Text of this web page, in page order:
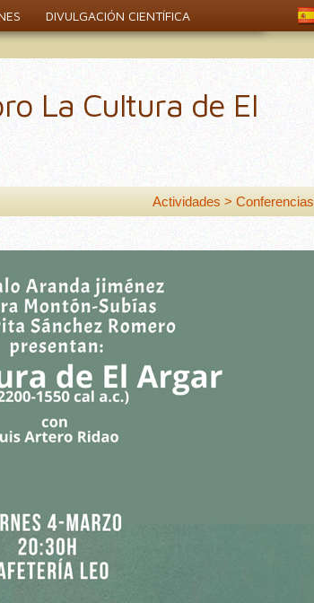
DIVULGACIÓN CIENTÍFICA
La Cultura de El
Actividades > Conferencias